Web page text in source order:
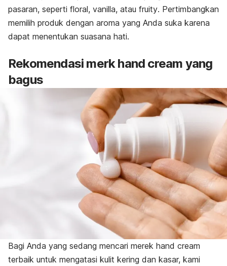
pasaran, seperti floral, vanilla, atau fruity. Pertimbangkan
memilih produk dengan aroma yang Anda suka karena
dapat menentukan suasana hati.
Rekomendasi merkhand cream yang
bagus
Bagi Anda yang sedang mencari merek hand cream
terbaik untuk mengatasi kulit kering dan kasar, kami